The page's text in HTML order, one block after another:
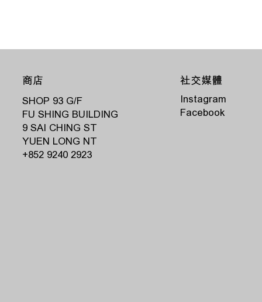
SHOP 93 G/F
FU SHING BUILDING
9 SAI CHING ST
YUEN LONG NT
‭+852 9240 2923‬
商店
Instagram
Facebook
社交媒體